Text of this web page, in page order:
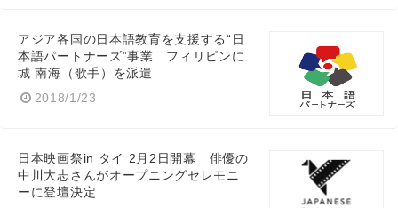
アジア各国の日本語教育を支援する“日
本語パートナーズ”事業 フィリピンに
城 南海（歌手）を派遣
2018/1/23
日本映画祭in タイ 2月2日開幕 俳優の
中川大志さんがオープニングセレモニ
ーに登壇決定